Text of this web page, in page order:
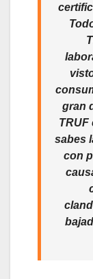
gran
TRUF
sabes
con